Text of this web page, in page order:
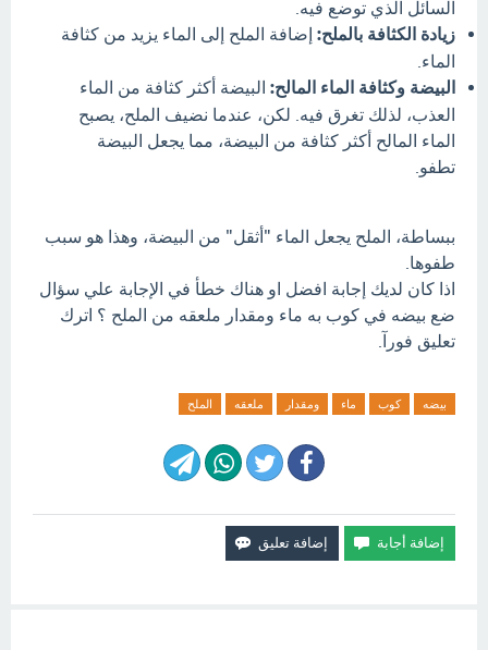
السائل الذي توضع فيه.
زيادة الكثافة بالملح: إضافة الملح إلى الماء يزيد من كثافة
الماء.
البيضة وكثافة الماء المالح: البيضة أكثر كثافة من الماء
العذب، لذلك تغرق فيه. لكن، عندما نضيف الملح، يصبح
الماء المالح أكثر كثافة من البيضة، مما يجعل البيضة
تطفو.
ببساطة، الملح يجعل الماء "أثقل" من البيضة، وهذا هو سبب
طفوها.
اذا كان لديك إجابة افضل او هناك خطأ في الإجابة علي سؤال
ضع بيضه في كوب به ماء ومقدار ملعقه من الملح ؟ اترك
تعليق فورآ.
بيضه كوب ماء ومقدار ملعقه الملح